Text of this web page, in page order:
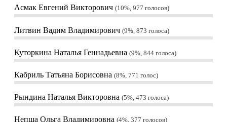
Асмак Евгений Викторович 10%, 977 голосов
Литвин Вадим Владимирович 9%, 873 голоса
Куторкина Наталья Геннадьевна 9%, 844 голоса
Кабриль Татьяна Борисовна 8%, 771 голос
Рындина Наталья Викторовна 5%, 473 голоса
Непша Ольга Владимировна 4%, 377 голосов